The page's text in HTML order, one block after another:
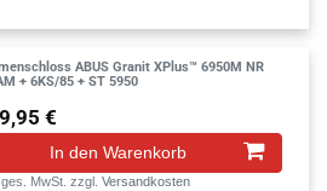
ABUS Granit XPlus™ 6950M NR
+ 6KS/85 + ST 5950
€
In den Warenkorb
MwSt. zzgl.Versandkosten